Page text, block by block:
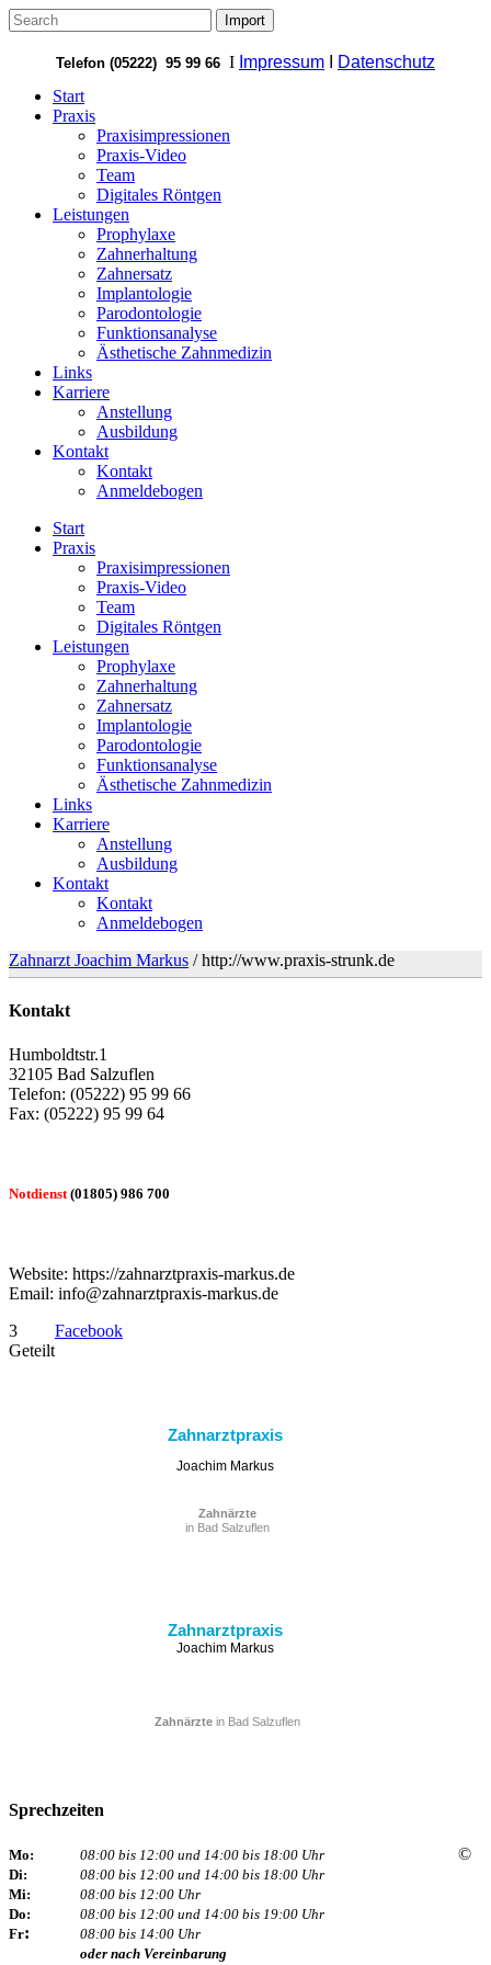
Telefon (05222) 95 99 66 I Impressum
Datenschutz
Start
Praxis
Praxisimpressionen
Praxis-Video
Team
Digitales Röntgen
Leistungen
Prophylaxe
Zahnerhaltung
Zahnersatz
Implantologie
Parodontologie
Funktionsanalyse
Ästhetische Zahnmedizin
Links
Karriere
Anstellung
Ausbildung
Kontakt
Kontakt
Anmeldebogen
Start
Praxis
Praxisimpressionen
Praxis-Video
Team
Digitales Röntgen
Leistungen
Prophylaxe
Zahnerhaltung
Zahnersatz
Implantologie
Parodontologie
Funktionsanalyse
Ästhetische Zahnmedizin
Links
Karriere
Anstellung
Ausbildung
Kontakt
Kontakt
Anmeldebogen
Zahnarzt Joachim Markus /http://www.praxis-strunk.de
Kontakt
Humboldtstr.1
32105 Bad Salzuflen
Telefon: (05222) 95 99 66
Fax: (05222) 95 99 64
Notdienst (01805) 986 700
Website: https://zahnarztpraxis-markus.de
Email: info@zahnarztpraxis-markus.de
3
Geteilt
Facebook
Zahnarztpraxis
Joachim Markus
Zahnärzte
in Bad Salzuflen
Zahnarztpraxis
Joachim Markus
Zahnärztein Bad Salzuflen
Sprechzeiten
Mo:
Di:
Mi:
Do:
Fr:
08:00 bis 12:00 und 14:00 bis 18:00 Uhr
08:00 bis 12:00 und 14:00 bis 18:00 Uhr
08:00 bis 12:00 Uhr
08:00 bis 12:00 und 14:00 bis 19:00 Uhr
08:00 bis 14:00 Uhr
oder nach Vereinbarung
©